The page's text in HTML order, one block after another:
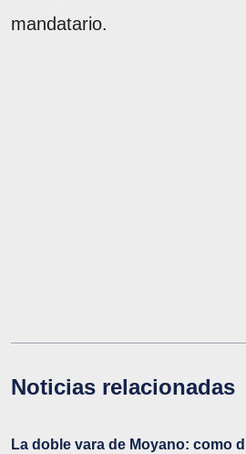
mandatario.
Noticias relacionadas
La doble vara de Moyano: como